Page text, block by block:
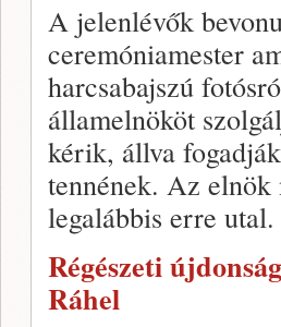
A jelenlévők
ceremóniamester
harcsabajszú
államelnököt
kérik, állva
tennének. Az elnök
legalábbis erre utal.
Régészeti
Ráhel